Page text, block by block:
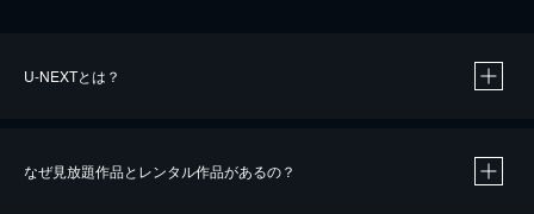
U-NEXTとは？
なぜ見放題作品とレンタル作品があるの？